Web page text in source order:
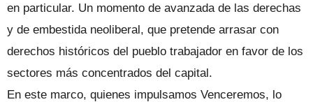
en particular. Un momento de avanzada de las derechas
y de embestida neoliberal, que pretende arrasar con
derechos históricos del pueblo trabajador en favor de los
sectores más concentrados del capital.
En este marco, quienes impulsamos Venceremos, lo